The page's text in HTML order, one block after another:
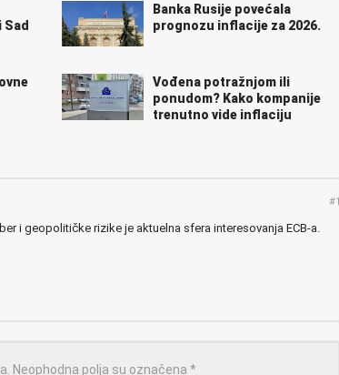
Banka Rusije povećala
prognozu inflacije za 2026.
Vođena potražnjom ili
ponudom? Kako kompanije
trenutno vide inflaciju
#1
i geopolitičke rizike je aktuelna sfera interesovanja ECB-a.
Neophodna polja su označena *